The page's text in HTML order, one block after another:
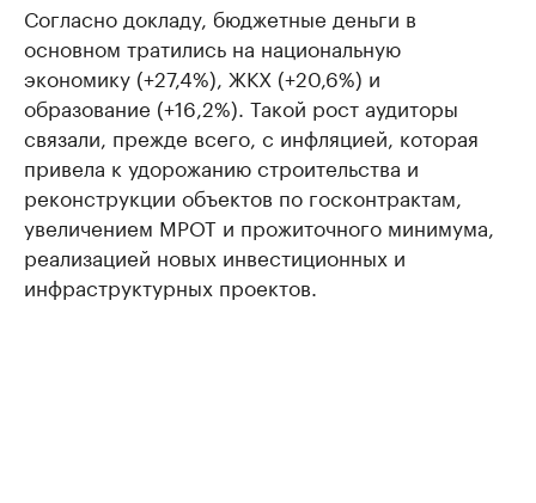
Согласно докладу, бюджетные деньги в
основном тратились на национальную
экономику (+27,4%), ЖКХ (+20,6%) и
образование (+16,2%). Такой рост аудиторы
связали, прежде всего, с инфляцией, которая
привела к удорожанию строительства и
реконструкции объектов по госконтрактам,
увеличением МРОТ и прожиточного минимума,
реализацией новых инвестиционных и
инфраструктурных проектов.